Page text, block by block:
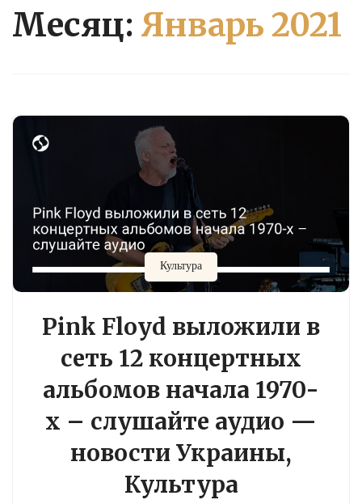
Месяц: Январь 2021
Культура
Pink Floyd выложили в
сеть 12 концертных
альбомов начала 1970-
х – слушайте аудио —
новости Украины,
Культура